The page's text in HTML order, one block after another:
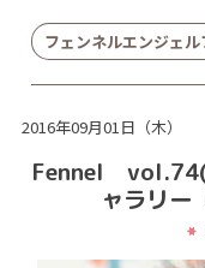
フェンネルエンジェ
2016年09月01日（木）
Fennel
ャラリー